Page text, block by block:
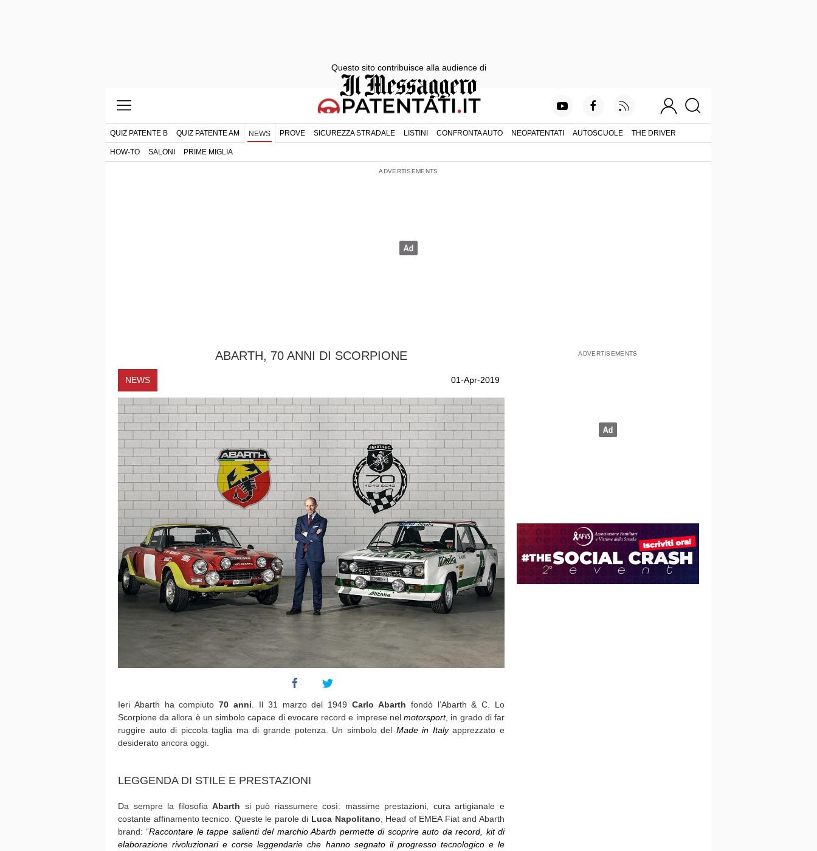
QUIZ PATENTE B QUIZ PATENTE AM NEWS PROVE SICUREZZA STRADALE LISTINI CONFRONTA AUTO NEOPATENTATI AUTOSCUOLE THE DRIVER
HOW-TO SALONI PRIME MIGLIA
ABARTH, 70 ANNI DI SCORPIONE
NEWS 01-Apr-2019
Ieri Abarth ha compiuto70 anni . Il 31 marzo del 1949Carlo Abarth fondò l’Abarth & C. Lo
Scorpione da allora è un simbolo capace di evocare record e imprese nelmotorsport, in grado di far
ruggire auto di piccola taglia ma di grande potenza. Un simbolo del Made in Italyapprezzato e
desiderato ancora oggi.
LEGGENDA DI STILE E PRESTAZIONI
Da sempre la filosofiaAbarth si può riassumere così: massime prestazioni, cura artigianale e
costante affinamento tecnico. Queste le parole di Luca Napolitano , Head of EMEA Fiat and Abarth
brand: “Raccontare le tappe salienti del marchio Abarth permette di scoprire auto da record, kit di
elaborazione rivoluzionari e corse leggendarie che hanno segnato il progresso tecnologico e le
Questo sito contribuisce alla audience di